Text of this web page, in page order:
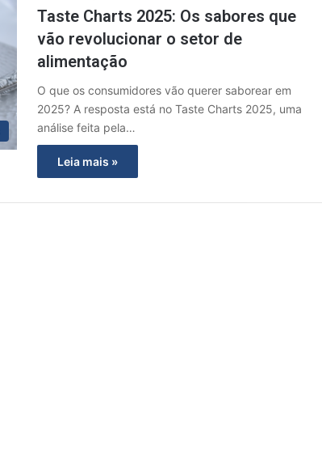
Taste Charts 2025: Os sabores que
vão revolucionar o setor de
alimentação
O que os consumidores vão querer saborear em
2025? A resposta está no Taste Charts 2025, uma
análise feita pela…
Leia mais »